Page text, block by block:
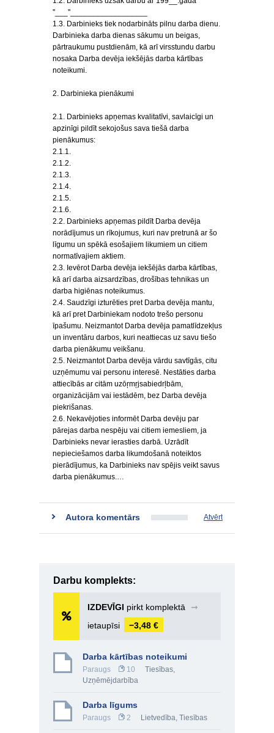
''___''__________________
1.3. Darbinieks tiek nodarbināts pilnu darba dienu.
Darbinieka darba dienas sākumu un beigas,
pārtraukumu pustdienām, kā arī virsstundu darbu
nosaka Darba devēja iekšējās darba kārtības
noteikumi.
2. Darbinieka pienākumi
2.1. Darbinieks apņemas kvalitatīvi, savlaicīgi un
apzinīgi pildīt sekojošus sava tiešā darba
pienākumus:
2.1.1.
2.1.2.
2.1.3.
2.1.4.
2.1.5.
2.1.6.
2.2. Darbinieks apņemas pildīt Darba devēja
norādījumus un rīkojumus, kuri nav pretrunā ar šo
līgumu un spēkā esošajiem likumiem un citiem
normatīvajiem aktiem.
2.3. Ievērot Darba devēja iekšējās darba kārtības,
kā arī darba aizsardzības, drošības tehnikas un
darba higiēnas noteikumus.
2.4. Saudzīgi izturēties pret Darba devēja mantu,
kā arī pret Darbiniekam nodoto trešo personu
īpašumu. Neizmantot Darba devēja pamatlīdzekļus
un inventāru darbos, kuri neattiecas uz savu tiešo
darba pienākumu veikšanu.
2.5. Neizmantot Darba devēja vārdu savtīgās, citu
uzņēmumu vai personu interesē. Nestāties darba
attiecībās ar citām uzōŗmŗjsabiedrļbām,
organizācijām vai iestādēm, bez Darba devēja
piekrišanas.
2.6. Nekavējoties informēt Darba devēju par
pārejas darba nespēju vai citiem iemesliem, ja
Darbinieks nevar ierasties darbā. Uzrādīt
nepieciešamos darba likumdošanā noteiktos
pierādījumus, ka Darbinieks nav spējis veikt savus
darba pienākumus.…
Autora komentārs Atvērt
Darbu komplekts:
IZDEVĪGI pirkt komplektā
➞
ietaupīsi
−3,48 €
Darba kārtības noteikumi
Paraugs 10 Tiesības,
Uzņēmējdarbība
Darba līgums
Paraugs 2 Lietvedība, Tiesības